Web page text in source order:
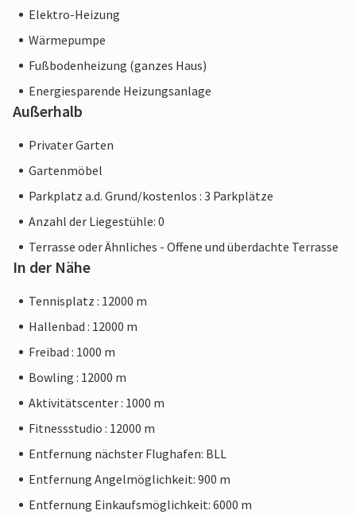
Elektro-Heizung
Wärmepumpe
Fußbodenheizung (ganzes Haus)
Energiesparende Heizungsanlage
Außerhalb
Privater Garten
Gartenmöbel
Parkplatz a.d. Grund/kostenlos : 3 Parkplätze
Anzahl der Liegestühle: 0
Terrasse oder Ähnliches - Offene und überdachte Terrasse
In der Nähe
Tennisplatz : 12000 m
Hallenbad : 12000 m
Freibad : 1000 m
Bowling : 12000 m
Aktivitätscenter : 1000 m
Fitnessstudio : 12000 m
Entfernung nächster Flughafen: BLL
Entfernung Angelmöglichkeit: 900 m
Entfernung Einkaufsmöglichkeit: 6000 m